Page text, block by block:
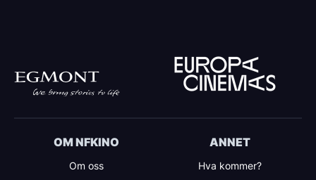
OM NFKINO
Om oss
ANNET
Hva kommer?